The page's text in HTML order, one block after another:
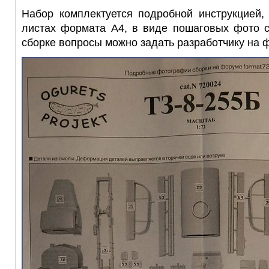
Набор комплектуется подробной
листах формата А4, в виде пошаговых фото
сборке вопросы можно задать разработчику на